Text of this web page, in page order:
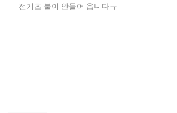
전기초 불이 안들어 옵니다ㅠ